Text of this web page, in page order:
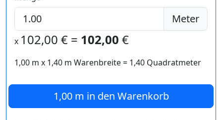
Meter
x 102,00 € = 102,00 €
1,00 m x 1,40 m Warenbreite = 1,40 Quadratmeter
1,00 m in den Warenkorb